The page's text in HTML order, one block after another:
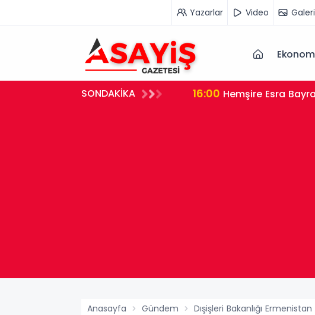
Yazarlar Video Galeri
SONDAKİKA 16:00 Hemşire Esra
Anasayfa Gündem Dışişleri Bakanlığı